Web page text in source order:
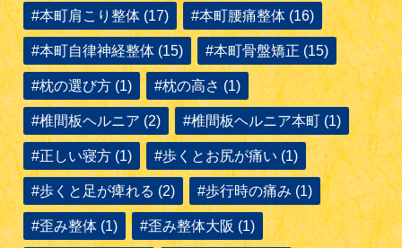
#本町肩こり整体 (17) #本町腰痛整体 (16)
#本町自律神経整体 (15) #本町骨盤矯正 (15)
#枕の選び方 (1) #枕の高さ (1)
#椎間板ヘルニア (2) #椎間板ヘルニア本町 (1)
#正しい寝方 (1) #歩くとお尻が痛い (1)
#歩くと足が痺れる (2) #歩行時の痛み (1)
#歪み整体 (1) #歪み整体大阪 (1)